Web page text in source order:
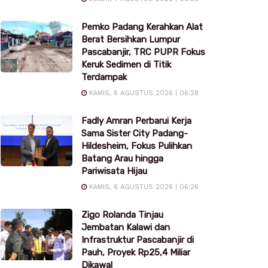
Pemko Padang Kerahkan Alat
Berat Bersihkan Lumpur
Pascabanjir, TRC PUPR Fokus
Keruk Sedimen di Titik
Terdampak
KAMIS, 6 AGUSTUS 2026 | 06:28
Fadly Amran Perbarui Kerja
Sama Sister City Padang-
Hildesheim, Fokus Pulihkan
Batang Arau hingga
Pariwisata Hijau
KAMIS, 6 AGUSTUS 2026 | 06:26
Zigo Rolanda Tinjau
Jembatan Kalawi dan
Infrastruktur Pascabanjir di
Pauh, Proyek Rp25,4 Miliar
Dikawal